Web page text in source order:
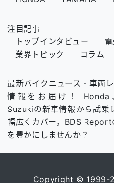
注目記事
トップインタビュー
業界トピック
コラム
最新バイクニュース・車両
情報をお届け！ Honda
Suzukiの新車情報から試乗
幅広くカバー。BDS Report
を豊かにしませんか？
Copyright © 1999-